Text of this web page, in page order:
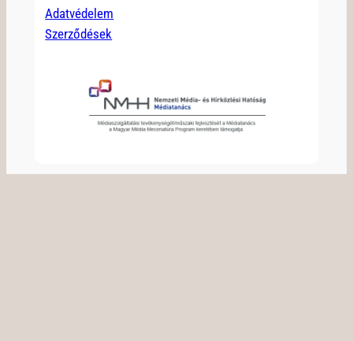
Adatvédelem
Szerződések